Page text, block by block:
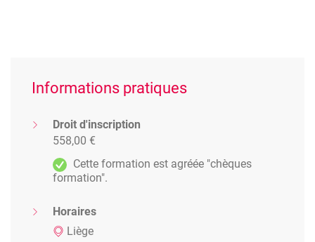
Informations pratiques
Droit d'inscription
558,00 €
Cette formation est agréée "chèques
formation".
Horaires
Liège